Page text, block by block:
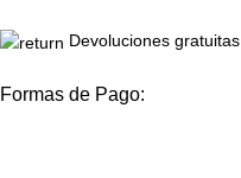
Devoluciones
Formas de Pago: